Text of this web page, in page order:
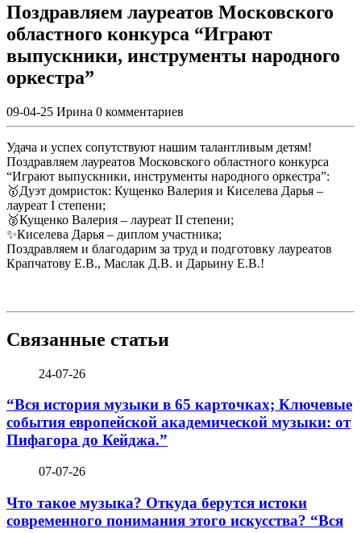
Поздравляем лауреатов Московского
областного конкурса “Играют
выпускники, инструменты народного
оркестра”
09-04-25 Ирина 0 комментариев
Удача и успех сопутствуют нашим талантливым детям!
Поздравляем лауреатов Московского областного конкурса
“Играют выпускники, инструменты народного оркестра”:
🥇Дуэт домристок: Кущенко Валерия и Киселева Дарья –
лауреат I степени;
🥈Кущенко Валерия – лауреат II степени;
✨Киселева Дарья – диплом участника;
Поздравляем и благодарим за труд и подготовку лауреатов
Крапчатову Е.В., Маслак Д.В. и Дарьину Е.В.!
Связанные статьи
24-07-26
“Вся история музыки в 65 карточках; Ключевые
события европейской академической музыки: от
Пифагора до Кейджа.”
07-07-26
Что такое музыка? Откуда берутся истоки
современного понимания этого искусства? “Вся